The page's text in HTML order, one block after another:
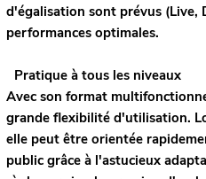
d'égalisation sont prévus (Live,
performances optimales.
Pratique à tous les niveaux
Avec son format
grande flexibilité d'utilisation.
elle peut être orientée
public grâce à l'astucieux